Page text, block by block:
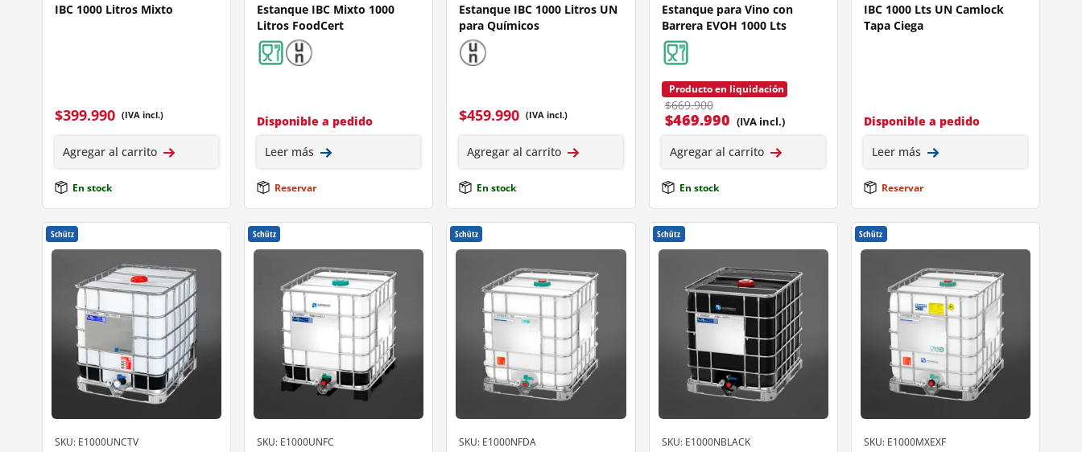
IBC 1000 Litros Mixto
$399.990 (IVA incl.)
Agregar al carrito
En stock
Estanque IBC Mixto 1000
Litros FoodCert
Disponible a pedido
Leer más
Reservar
Estanque IBC 1000 Litros UN
para Químicos
$459.990 (IVA incl.)
Agregar al carrito
En stock
Estanque para Vino con
Barrera EVOH 1000 Lts
Producto en liquidación
$669.900
$469.990 (IVA incl.)
Agregar al carrito
En stock
IBC 1000 Lts UN Camlock
Tapa Ciega
Disponible a pedido
Leer más
Reservar
SKU: E1000UNCTV
Schütz
SKU: E1000UNFC
Schütz
SKU: E1000NFDA
Schütz
SKU: E1000NBLACK
Schütz
SKU: E1000MXEXF
Schütz